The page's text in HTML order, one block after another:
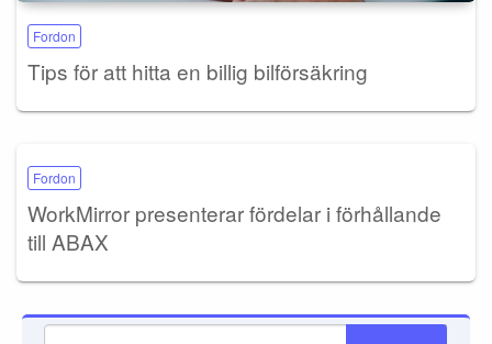
Fordon
Tips för att hitta en billig bilförsäkring
Fordon
WorkMirror presenterar fördelar i förhållande
till ABAX